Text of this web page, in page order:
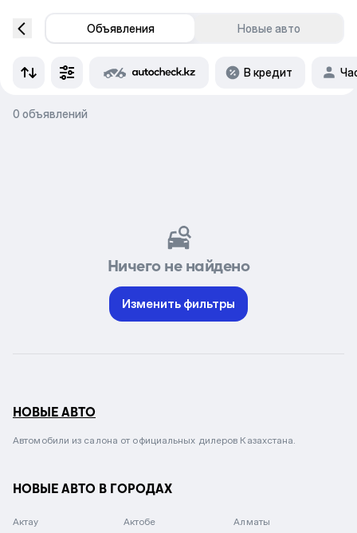
Объявления Новые авто
В кредит
0 объявлений
Ничего не найдено
Изменить фильтры
НОВЫЕ АВТО
Автомобили из салона от официальных дилеров Казахстана.
НОВЫЕ АВТО В ГОРОДАХ
Актау Актобе Алматы